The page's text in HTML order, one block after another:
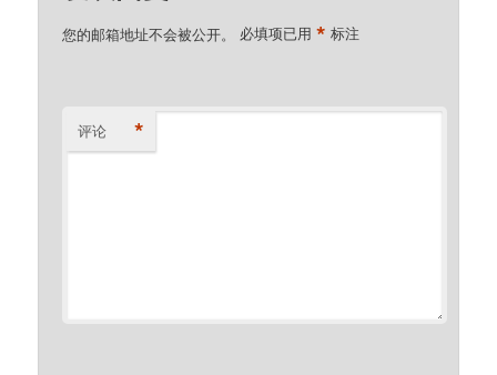
您的邮箱地址不会被公开。 必填项已用* 标注
评论 *